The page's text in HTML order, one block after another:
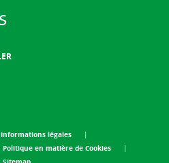
Informations légales
Politique en matière de Cookies